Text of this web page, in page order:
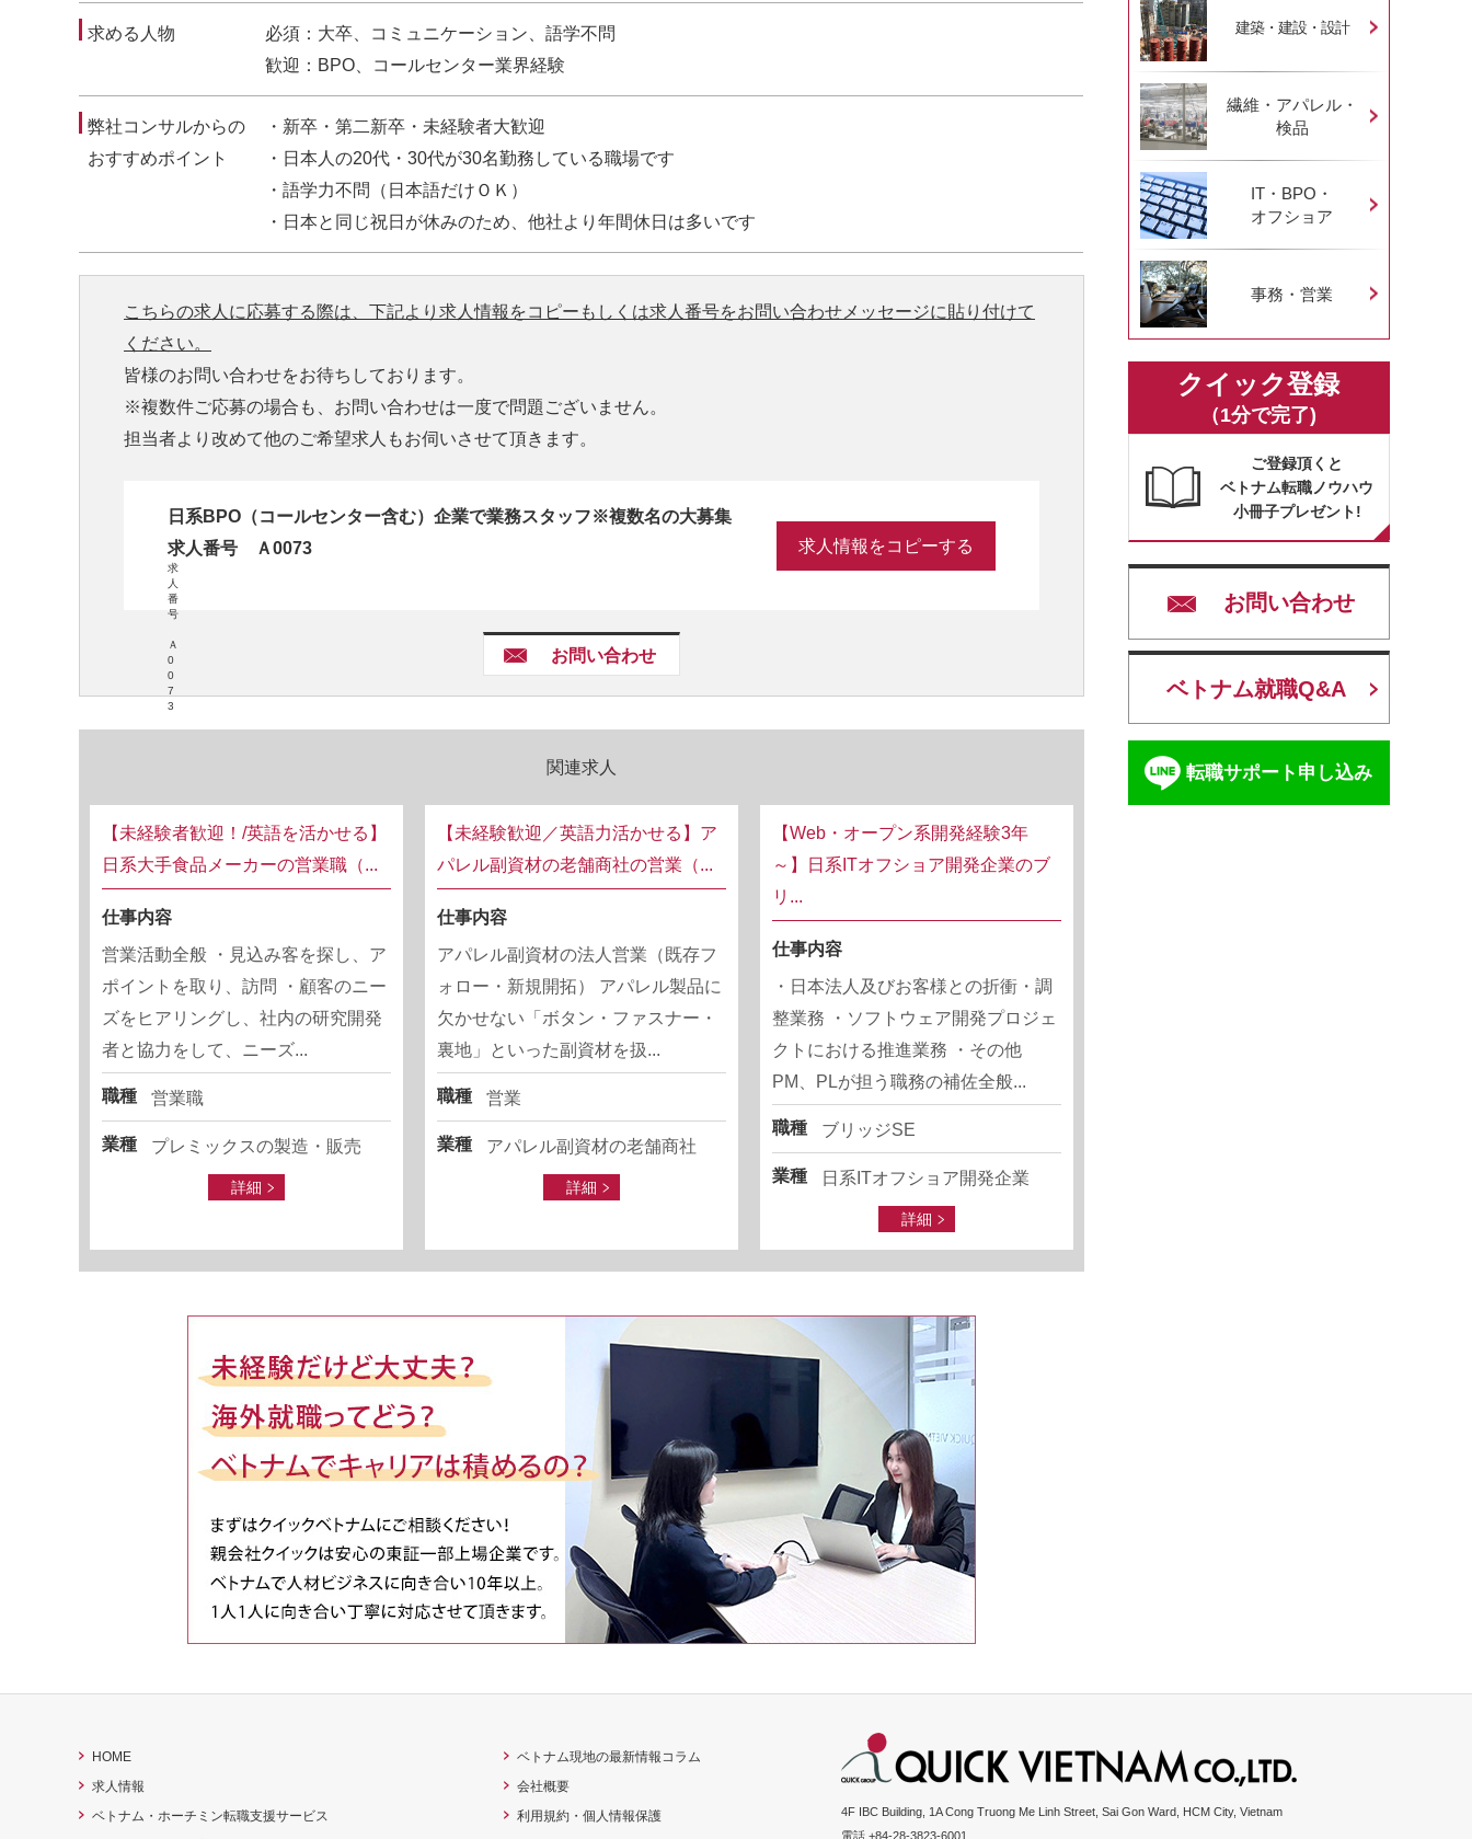
求める人物
必須：大卒、コミュニケーション、語学不問
歓迎：BPO、コールセンター業界経験
弊社コンサルからの
おすすめポイント
・新卒・第二新卒・未経験者大歓迎
・日本人の20代・30代が30名勤務している職場です
・語学力不問（日本語だけＯＫ）
・日本と同じ祝日が休みのため、他社より年間休日は多いです
こちらの求人に応募する際は、下記より求人情報をコピーもしくは求人番号をお問い合わせメッセージに貼り付けて
ください。
皆様のお問い合わせをお待ちしております。
※複数件ご応募の場合も、お問い合わせは一度で問題ございません。
担当者より改めて他のご希望求人もお伺いさせて頂きます。
求
人
番
号
Ａ
0
0
7
3
日系BPO（コールセンター含む）企業で業務スタッフ※複数名の大募集
求人番号 Ａ0073
求人情報をコピーする
お問い合わせ
関連求人
【未経験者歓迎！/英語を活かせる】
日系大手食品メーカーの営業職（...
仕事内容
営業活動全般 ・見込み客を探し、ア
ポイントを取り、訪問 ・顧客のニー
ズをヒアリングし、社内の研究開発
者と協力をして、ニーズ...
職種 営業職
業種 プレミックスの製造・販売
詳細
【未経験歓迎／英語力活かせる】ア
パレル副資材の老舗商社の営業（...
仕事内容
アパレル副資材の法人営業（既存フ
ォロー・新規開拓） アパレル製品に
欠かせない「ボタン・ファスナー・
裏地」といった副資材を扱...
職種 営業
業種 アパレル副資材の老舗商社
詳細
【Web・オープン系開発経験3年
～】日系ITオフショア開発企業のブ
リ...
仕事内容
・日本法人及びお客様との折衝・調
整業務 ・ソフトウェア開発プロジェ
クトにおける推進業務 ・その他
PM、PLが担う職務の補佐全般...
職種 ブリッジSE
業種 日系ITオフショア開発企業
詳細
建築・建設・設計
繊維・アパレル・
検品
IT・BPO・
オフショア
事務・営業
クイック登録
（1分で完了)
ご登録頂くと
ベトナム転職ノウハウ
小冊子プレゼント!
お問い合わせ
ベトナム就職Q&A
転職サポート申し込み
HOME
求人情報
ベトナム・ホーチミン転職支援サービス
ベトナム現地の最新情報コラム
会社概要
利用規約・個人情報保護
4F IBC Building, 1A Cong Truong Me Linh Street, Sai Gon Ward, HCM City, Vietnam
電話 +84-28-3823-6001